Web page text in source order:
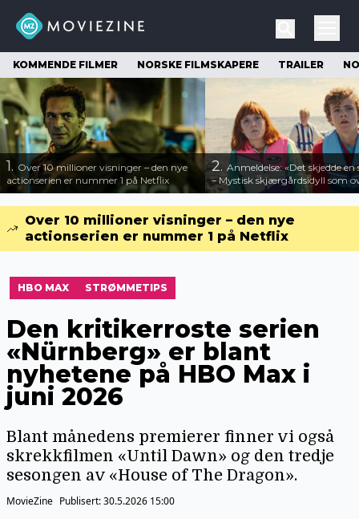
KOMMENDE FILMER NORSKE FILMSKAPERE TRAILER
1. Over 10 millioner visninger – den nye
actionserien er nummer 1 på Netflix
2. Anmeldelse: «Det skjedde
– Mystisk skjærgårdsidyll som
Over 10 millioner visninger – den nye
actionserien er nummer 1 på Netflix
HBO MAX STRØMMETIPS
Den kritikerroste serien
«Nürnberg» er blant
nyhetene på HBO Max i
juni 2026
Blant månedens premierer finner vi også
skrekkfilmen «Until Dawn» og den tredje
sesongen av «House of The Dragon».
MovieZine Publisert:30.5.2026 15:00